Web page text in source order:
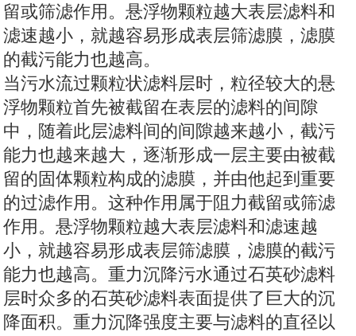
留或筛滤作用。悬浮物颗粒越大表层滤料和
滤速越小，就越容易形成表层筛滤膜，滤膜
的截污能力也越高。
当污水流过颗粒状滤料层时，粒径较大的悬
浮物颗粒首先被截留在表层的滤料的间隙
中，随着此层滤料间的间隙越来越小，截污
能力也越来越大，逐渐形成一层主要由被截
留的固体颗粒构成的滤膜，并由他起到重要
的过滤作用。这种作用属于阻力截留或筛滤
作用。悬浮物颗粒越大表层滤料和滤速越
小，就越容易形成表层筛滤膜，滤膜的截污
能力也越高。重力沉降污水通过石英砂滤料
层时众多的石英砂滤料表面提供了巨大的沉
降面积。重力沉降强度主要与滤料的直径以